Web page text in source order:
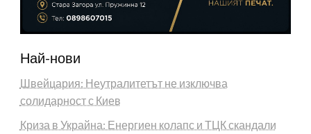
Най-нови
Швейцария: Неутралитетът не изключва
солидарност с Киев
Криза в Украйна: Енергиен колапс и ТЦК скандали